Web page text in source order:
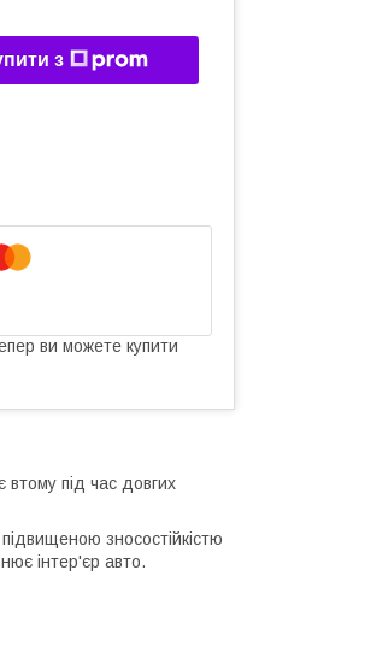
з
ви можете купити
під час довгих
зносостійкістю
інтер'єр авто.